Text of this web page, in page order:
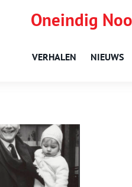
Oneindig
VERHALEN NIEUWS